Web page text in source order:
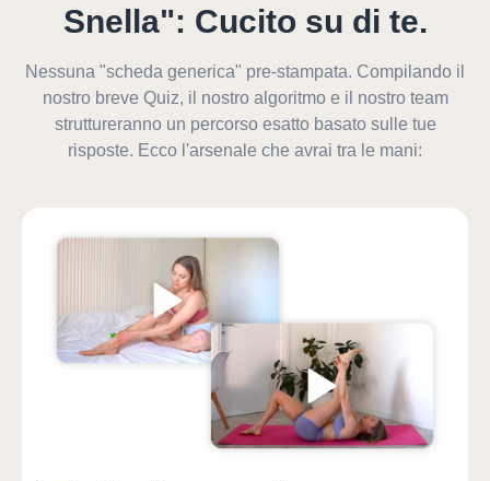
Snella": Cucito su di te.
Nessuna "scheda generica" pre-stampata. Compilando il
nostro breve Quiz, il nostro algoritmo e il nostro team
struttureranno un percorso esatto basato sulle tue
risposte. Ecco l'arsenale che avrai tra le mani: